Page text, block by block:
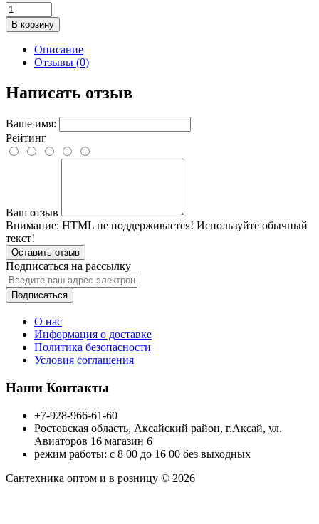
В корзину
Описание
Отзывы (0)
Написать отзыв
Ваше имя:
Рейтинг
Ваш отзыв
Внимание: HTML не поддерживается! Используйте обычный
текст!
Оставить отзыв
Подписаться на рассылку
Подписаться
О нас
Информация о доставке
Политика безопасности
Условия соглашения
Наши Контакты
+7-928-966-61-60
Ростовская область, Аксайский район, г.Аксай, ул.
Авиаторов 16 магазин 6
режим работы: с 8 00 до 16 00 без выходных
Сантехника оптом и в розницу © 2026